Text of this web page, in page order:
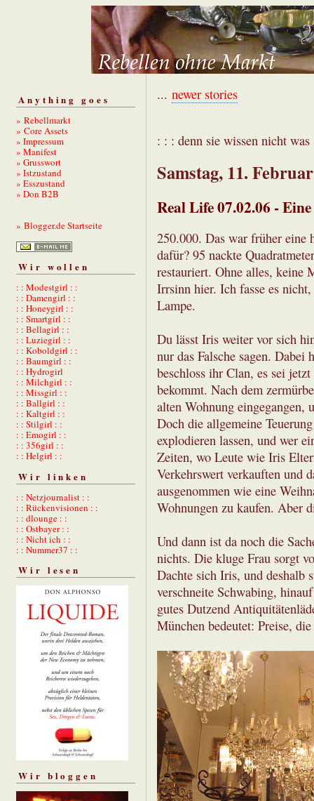
Anything goes
» Rebellmarkt
» Core Assets
» Impressum
» Manifest
» Grusswort
» Istzustand
» Esszustand
» Don B2B
» Blogger.de Startseite
Wir wollen
: : Modestgirl : :
: : Damengirl : :
: : Honeygirl : :
: : Smartgirl : :
: : Bellagirl : :
: : Luziegirl : :
: : Koboldgirl : :
: : Baumgirl : :
: : Hydrogirl
: : Milchgirl : :
: : Missgirl : :
: : Ballgirl : :
: : Kaltgirl : :
: : Stilgirl : :
: : Emogirl : :
: : 356girl : :
: : Helgirl : :
Wir linken
: : Netzjournalist : :
: : Rückenvisionen : :
: : dlounge : :
: : Ostbayer : :
: : Nicht ich : :
: : Nummer37 : :
Wir lesen
Wir bloggen
... newer stories
: : : denn sie wissen nicht
Samstag, 11.
Real Life 07.02.06 -
250.000. Das war früher
dafür? 95 nackte
restauriert. Ohne alles, keine
Irrsinn hier. Ich fasse es
Lampe.
Du lässt Iris weiter vor sich
nur das Falsche sagen. Dabei
beschloss ihr Clan, es sei
bekommt. Nach dem
alten Wohnung eingegangen,
Doch die allgemeine
explodieren lassen, und wer
Zeiten, wo Leute wie Iris
Verkehrswert verkauften und
ausgenommen wie eine
Wohnungen zu kaufen. Aber
Und dann ist da noch die
nichts. Die kluge Frau sorgt
Dachte sich Iris, und deshalb
verschneite Schwabing,
gutes Dutzend
München bedeutet: Preise,